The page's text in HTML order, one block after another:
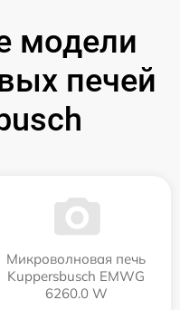
модели
печей
Микроволновая печь
Kuppersbusch EMWG
6260.0 W